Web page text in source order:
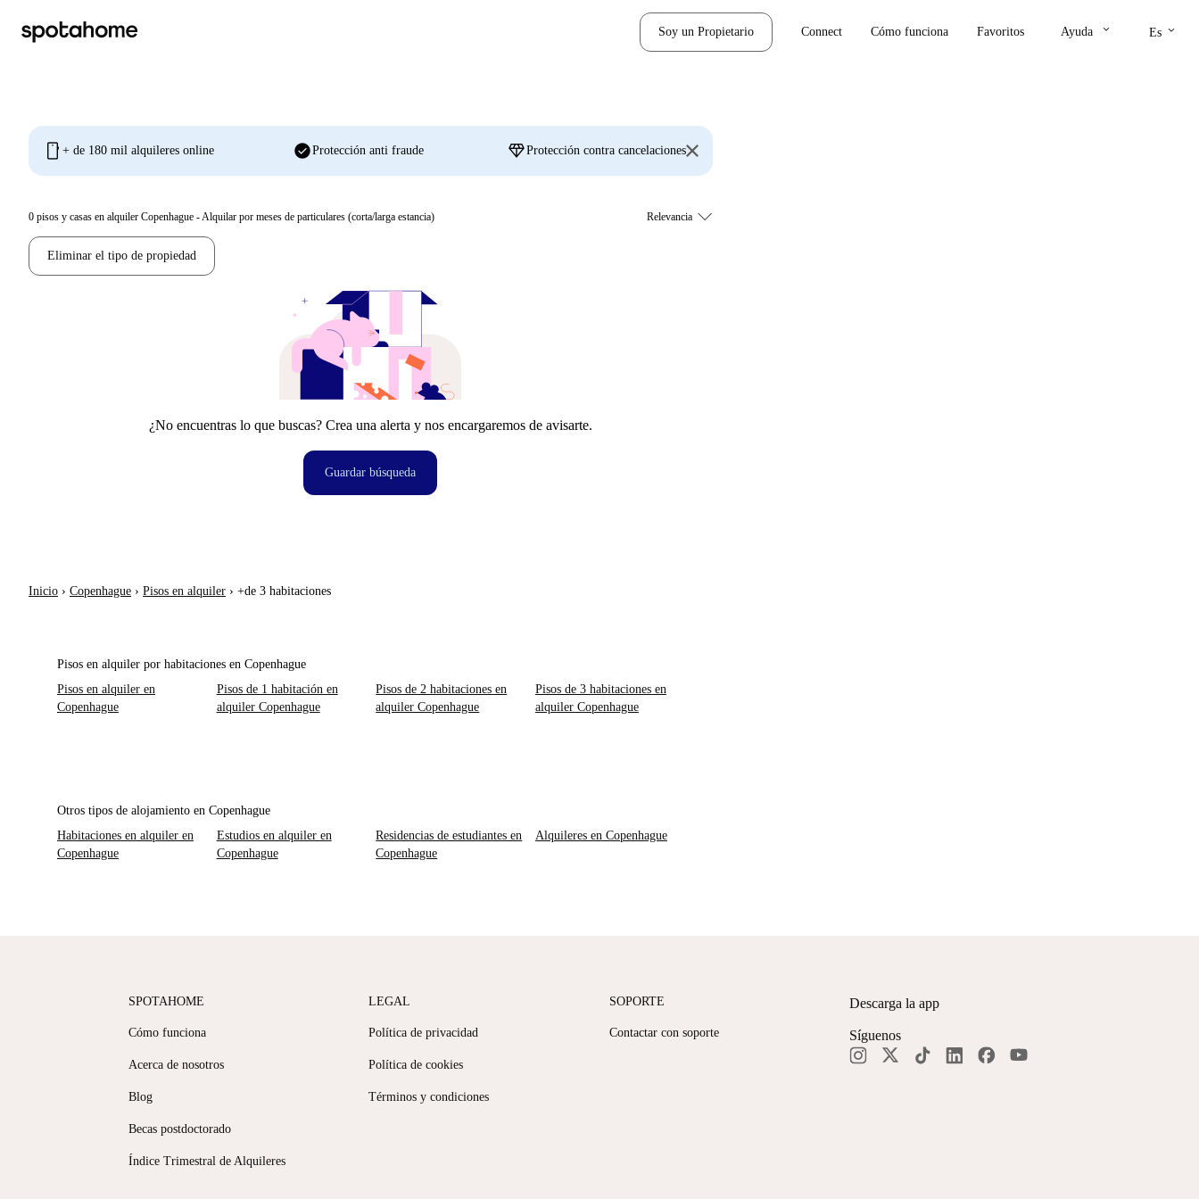
Soy un Propietario Connect Cómo funciona Favoritos Ayuda keyboard_arrow_down Es keyboard_arrow_down
mobile + de 180 mil alquileres online check_circleProtección anti fraude diamondProtección contra cancelaciones
0 pisos y casas en alquiler Copenhague - Alquilar por meses de particulares (corta/larga estancia)
Eliminar el tipo de propiedad
¿No encuentras lo que buscas? Crea una alerta y nos encargaremos de avisarte.
Guardar búsqueda
Inicio › Copenhague › Pisos en alquiler › +de 3 habitaciones
Pisos en alquiler por habitaciones en Copenhague
Pisos en alquiler en
Copenhague
Pisos de 1 habitación en
alquiler Copenhague
Pisos de 2 habitaciones en
alquiler Copenhague
Pisos de 3 habitaciones en
alquiler Copenhague
Otros tipos de alojamiento en Copenhague
Habitaciones en alquiler en
Copenhague
Estudios en alquiler en
Copenhague
Residencias de estudiantes en
Copenhague
Alquileres en Copenhague
SPOTAHOME
Cómo funciona
Acerca de nosotros
Blog
Becas postdoctorado
Índice Trimestral de Alquileres
LEGAL
Política de privacidad
Política de cookies
Términos y condiciones
SOPORTE
Contactar con soporte
Descarga la app
Síguenos